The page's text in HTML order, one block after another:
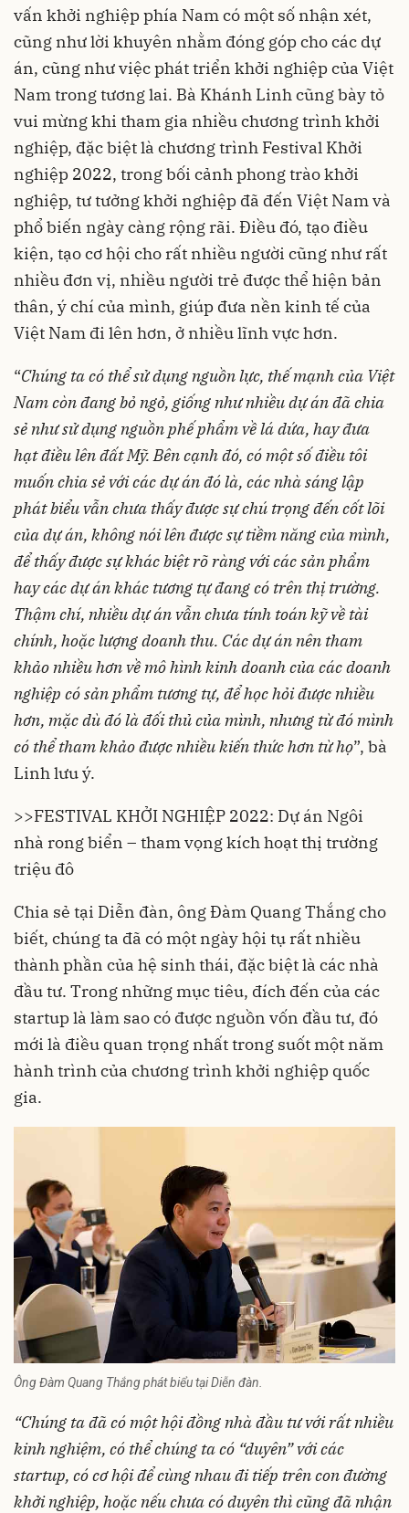
vấn khởi nghiệp phía Nam có một số nhận xét,
cũng như lời khuyên nhằm đóng góp cho các dự
án, cũng như việc phát triển khởi nghiệp của Việt
Nam trong tương lai. Bà Khánh Linh cũng bày tỏ
vui mừng khi tham gia nhiều chương trình khởi
nghiệp, đặc biệt là chương trình Festival Khởi
nghiệp 2022, trong bối cảnh phong trào khởi
nghiệp, tư tưởng khởi nghiệp đã đến Việt Nam và
phổ biến ngày càng rộng rãi. Điều đó, tạo điều
kiện, tạo cơ hội cho rất nhiều người cũng như rất
nhiều đơn vị, nhiều người trẻ được thể hiện bản
thân, ý chí của mình, giúp đưa nền kinh tế của
Việt Nam đi lên hơn, ở nhiều lĩnh vực hơn.
“Chúng ta có thể sử dụng nguồn lực, thế mạnh của Việt
Nam còn đang bỏ ngỏ, giống như nhiều dự án đã chia
sẻ như sử dụng nguồn phế phẩm về lá dứa, hay đưa
hạt điều lên đất Mỹ.Bên cạnh đó, có một số điều tôi
muốn chia sẻ với các dự án đó là, các nhà sáng lập
phát biểu vẫn chưa thấy được sự chú trọng đến cốt lõi
của dự án, không nói lên được sự tiềm năng của mình,
để thấy được sự khác biệt rõ ràng với các sản phẩm
hay các dự án khác tương tự đang có trên thị trường.
Thậm chí, nhiều dự án vẫn chưa tính toán kỹ về tài
chính, hoặc lượng doanh thu. Các dự án nên tham
khảo nhiều hơn về mô hình kinh doanh của các doanh
nghiệp có sản phẩm tương tự, để học hỏi được nhiều
hơn, mặc dù đó là đối thủ của mình, nhưng từ đó mình
có thể tham khảo được nhiều kiến thức hơn từ họ”, bà
Linh lưu ý.
>>FESTIVAL KHỞI NGHIỆP 2022: Dự án Ngôi
nhà rong biển – tham vọng kích hoạt thị trường
triệu đô
Chia sẻ tại Diễn đàn, ông Đàm Quang Thắng cho
biết, chúng ta đã có một ngày hội tụ rất nhiều
thành phần của hệ sinh thái, đặc biệt là các nhà
đầu tư. Trong những mục tiêu, đích đến của các
startup là làm sao có được nguồn vốn đầu tư, đó
mới là điều quan trọng nhất trong suốt một năm
hành trình của chương trình khởi nghiệp quốc
gia.
Ông Đàm Quang Thắng phát biểu tại Diễn đàn.
“Chúng ta đã có một hội đồng nhà đầu tư với rất nhiều
kinh nghiệm, có thể chúng ta có “duyên” với các
startup, có cơ hội để cùng nhau đi tiếp trên con đường
khởi nghiệp, hoặc nếu chưa có duyên thì cũng đã nhận